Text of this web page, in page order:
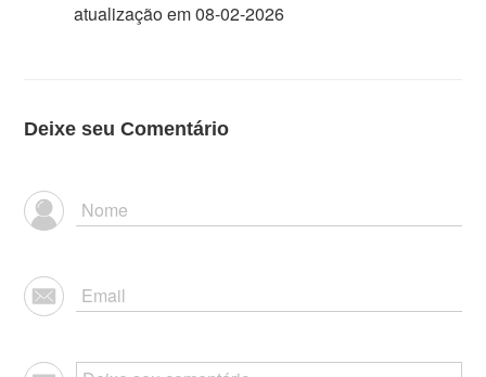
atualização em 08-02-2026
Deixe seu Comentário